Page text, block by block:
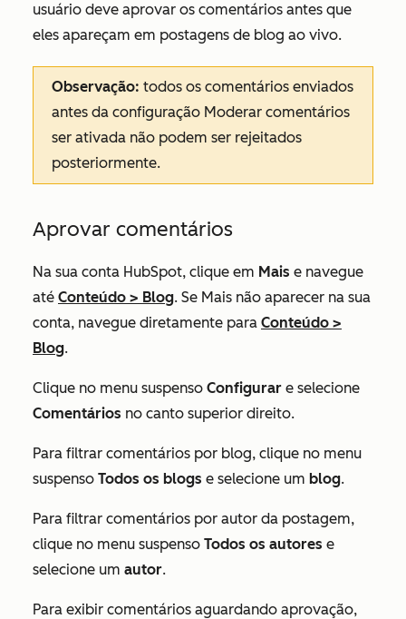
usuário deve aprovar os comentários antes que
eles apareçam em postagens de blog ao vivo.
Observação: todos os comentários enviados
antes da configuração Moderar comentários
ser ativada não podem ser rejeitados
posteriormente.
Aprovar comentários
Na sua conta HubSpot, clique em Mais e navegue
até Conteúdo > Blog. Se Mais não aparecer na sua
conta, navegue diretamente para Conteúdo >
Blog.
Clique no menu suspenso Configurar e selecione
Comentários no canto superior direito.
Para filtrar comentários por blog, clique no menu
suspenso Todos os blogs e selecione um blog.
Para filtrar comentários por autor da postagem,
clique no menu suspenso Todos os autores e
selecione um autor.
Para exibir comentários aguardando aprovação,